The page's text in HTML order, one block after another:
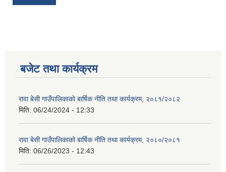
बजेट तथा कार्यक्रम
रावा बेसी गाउँपालिकाको बार्षिक नीति तथा कार्यक्रम, २०८१/२०८२
मिति: 06/24/2024 - 12:33
रावा बेसी गाउँपालिकाको बार्षिक नीति तथा कार्यक्रम, २०८०/२०८१
मिति: 06/26/2023 - 12:43